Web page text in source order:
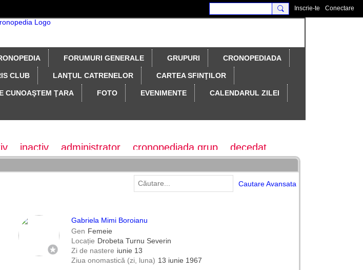
Inscrie-te Conectare
FORUMURI GENERALE GRUPURI CRONOPEDIADA
CLUB LANŢUL CATRENELOR CARTEA SFINŢILOR
CUNOAŞTEM ŢARA FOTO EVENIMENTE CALENDARUL ZILEI
inactiv administrator cronopediada grup
decedat
Cautare Avansata
Gabriela Mimi Boroianu
Gen Femeie
Locație Drobeta Turnu Severin
Zi de nastere iunie 13
Ziua onomastică (zi, luna) 13 iunie 1967